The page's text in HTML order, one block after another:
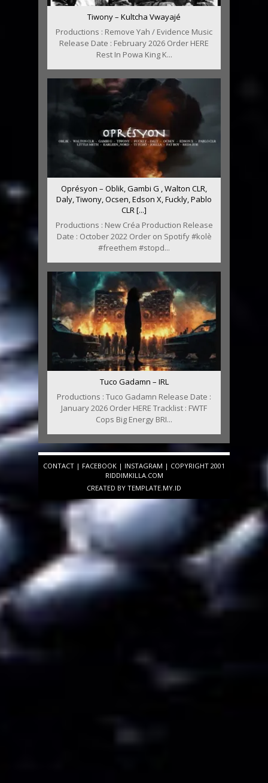
Tiwony – Kultcha Vwayajé
Productions : Remove Yah / Evidence Music
Release Date : February 2026 Order HERE
Rest In Powa King K...
Oprésyon – Oblik, Gambi G , Walton CLR,
Daly, Tiwony, Ocsen, Edson X, Fuckly, Pablo
CLR [...]
Productions : New Créa Production Release
Date : October 2022 Order on Spotify #kolè
#freethem #stopd...
Tuco Gadamn – IRL
Productions : Tuco Gadamn Release Date :
January 2026 Order HERE Tracklist : FWTF
Cops Big Energy BRI...
CONTACT | FACEBOOK | INSTAGRAM | COPYRIGHT 2001
RIDDIMKILLA.COM
CREATED BY TEMPLATE.MY.ID